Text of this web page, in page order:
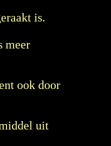
is.
meer
ook door
uit